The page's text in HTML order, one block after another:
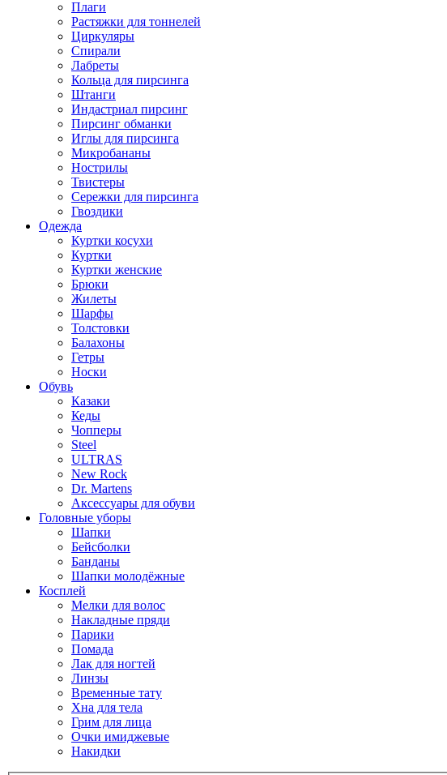
Плаги
Растяжки для тоннелей
Циркуляры
Спирали
Лабреты
Кольца для пирсинга
Штанги
Индастриал пирсинг
Пирсинг обманки
Иглы для пирсинга
Микробананы
Нострилы
Твистеры
Сережки для пирсинга
Гвоздики
Одежда
Куртки косухи
Куртки
Куртки женские
Брюки
Жилеты
Шарфы
Толстовки
Балахоны
Гетры
Носки
Обувь
Казаки
Кеды
Чопперы
Steel
ULTRAS
New Rock
Dr. Martens
Аксессуары для обуви
Головные уборы
Шапки
Бейсболки
Банданы
Шапки молодёжные
Косплей
Мелки для волос
Накладные пряди
Парики
Помада
Лак для ногтей
Линзы
Временные тату
Хна для тела
Грим для лица
Очки имиджевые
Накидки